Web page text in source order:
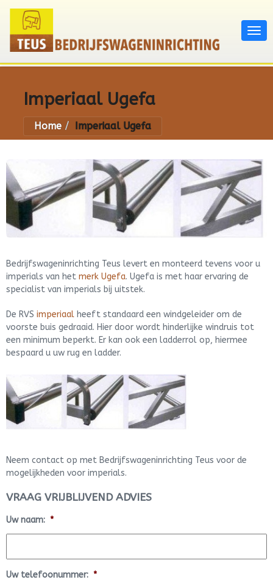
Imperiaal Ugefa
Home Imperiaal Ugefa
Bedrijfswageninrichting Teus levert en monteerd tevens voor u
imperials van het merk Ugefa. Ugefa is met haar ervaring de
specialist van imperials bij uitstek.
De RVS imperiaal heeft standaard een windgeleider om de
voorste buis gedraaid. Hier door wordt hinderlijke windruis tot
een minimum beperkt. Er kan ook een ladderrol op, hiermee
bespaard u uw rug en ladder.
Neem contact op met Bedrijfswageninrichting Teus voor de
mogelijkheden voor imperials.
VRAAG VRIJBLIJVEND ADVIES
Uw naam: *
Uw telefoonummer: *